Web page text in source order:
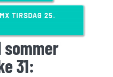
TIRSDAG 25.
31: